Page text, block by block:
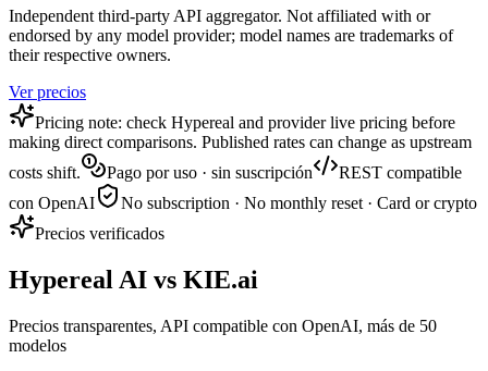
Independent third-party API aggregator. Not affiliated with or
endorsed by any model provider; model names are trademarks of
their respective owners.
Ver precios
Pricing note: check Hypereal and provider live pricing before
making direct comparisons. Published rates can change as upstream
costs shift.
Pago por uso · sin suscripción
REST compatible
con OpenAI
No subscription · No monthly reset · Card or crypto
Precios verificados
Hypereal AI vs KIE.ai
Precios transparentes, API compatible con OpenAI, más de 50
modelos